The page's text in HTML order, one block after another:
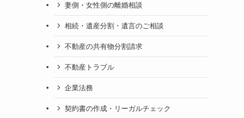
妻側・女性側の離婚相談
相続・遺産分割・遺言のご相談
不動産の共有物分割請求
不動産トラブル
企業法務
契約書の作成・リーガルチェック